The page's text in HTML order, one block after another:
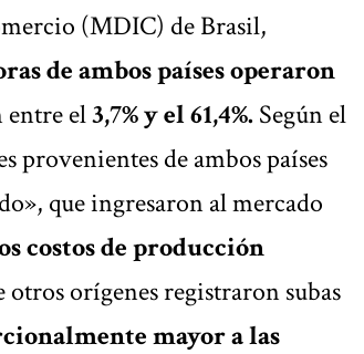
(MDIC) de Brasil,
de ambos países operaron
entre el3,7% y el 61,4%. Según el
de ambos países
que ingresaron al mercado
costos de producción
orígenes registraron subas
mayor a las